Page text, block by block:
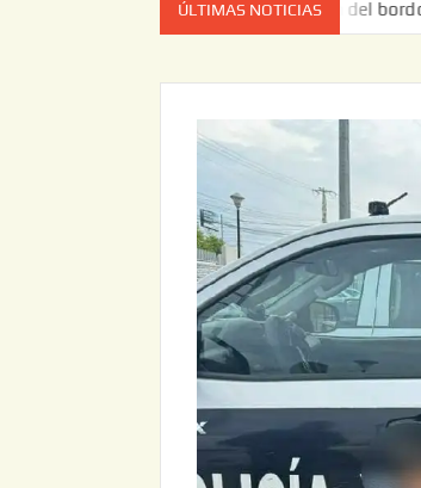
ÚLTIMAS NOTICIAS
JAPAM restauración del bordo de